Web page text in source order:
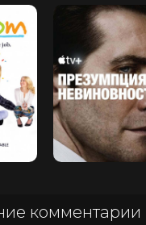
комментарии